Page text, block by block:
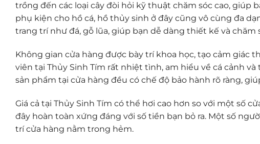
trồng đến các loại cây đòi hỏi kỹ thuật chăm sóc cao, giúp
phụ kiện cho hồ cá, hồ thủy sinh ở đây cũng vô cùng đa
trang trí như đá, gỗ lũa, giúp bạn dễ dàng thiết kế và chăm
Không gian cửa hàng được bày trí khoa học, tạo cảm giác
viên tại Thủy Sinh Tím rất nhiệt tình, am hiểu về cá cảnh
sản phẩm tại cửa hàng đều có chế độ bảo hành rõ ràng,
Giá cả tại Thủy Sinh Tím có thể hơi cao hơn so với một số
đây hoàn toàn xứng đáng với số tiền bạn bỏ ra. Một số
trí cửa hàng nằm trong hẻm.